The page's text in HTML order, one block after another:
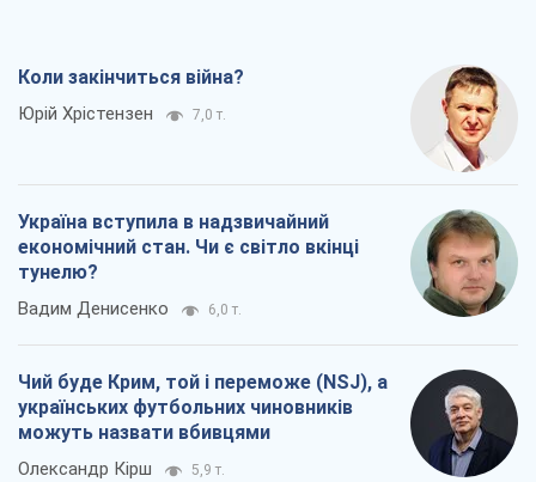
Коли закінчиться війна?
Юрій Хрістензен 7,0 т.
Україна вступила в надзвичайний
економічний стан. Чи є світло вкінці
тунелю?
Вадим Денисенко 6,0 т.
Чий буде Крим, той і переможе (NSJ), а
українських футбольних чиновників
можуть назвати вбивцями
Олександр Кірш 5,9 т.